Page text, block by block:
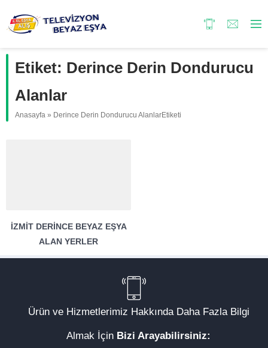
Etiket: Derince Derin Dondurucu
Alanlar
Anasayfa » Derince Derin Dondurucu AlanlarEtiketi
İZMIT DERINCE BEYAZ EŞYA
ALAN YERLER
Ürün ve Hizmetlerimiz Hakkında Daha Fazla Bilgi
Almak İçin Bizi Arayabilirsiniz: